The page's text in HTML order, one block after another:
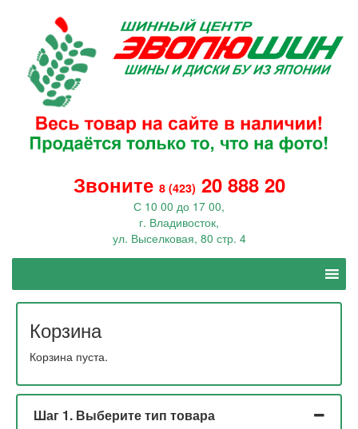
Звоните 8 (423) 20 888 20
С 10 00 до 17 00,
г. Владивосток,
ул. Выселковая, 80 стр. 4
Корзина
Корзина пуста.
Шаг 1. Выберите тип товара